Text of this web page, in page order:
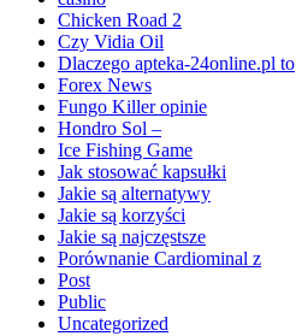
Chicken Road 2
Czy Vidia Oil
Dlaczego apteka-24online.pl to
Forex News
Fungo Killer opinie
Hondro Sol –
Ice Fishing Game
Jak stosować kapsułki
Jakie są alternatywy
Jakie są korzyści
Jakie są najczęstsze
Porównanie Cardiominal z
Post
Public
Uncategorized